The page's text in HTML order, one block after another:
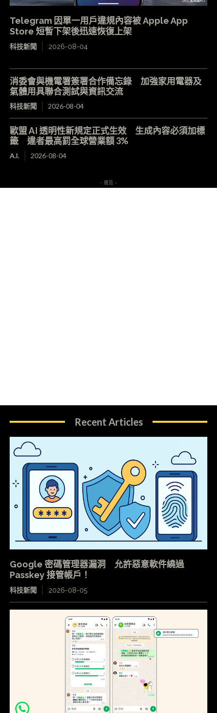
Telegram 因單一用戶違規內容被 Apple App
Store 短暫下架後迅速恢復上架
科技新聞 2026-08-04
消委會與機電署簽署合作備忘錄 加強家用電器及
氣體用具聯合測試與資訊交流
科技新聞 2026-08-04
歐盟 AI 透明性新規定正式生效 生成內容必須加標
籤 違者最高罰全球營業額 3%
A.I. 2026-08-04
- 廣告 -
Recent Articles
Google 密碼管理器漏洞 允許惡意軟件繞過
Passkey 接管帳戶！
科技新聞 2026-08-05